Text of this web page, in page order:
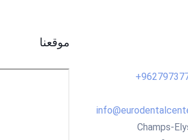
Champs-
موقعنا